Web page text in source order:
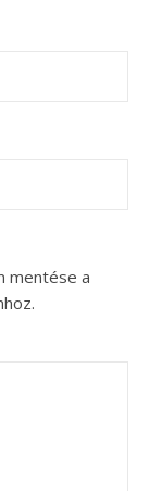
mentése a